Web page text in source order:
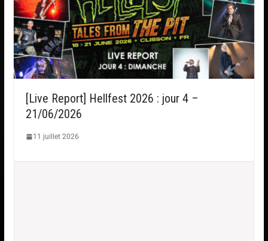
[Live Report] Hellfest 2026 : jour 4 –
21/06/2026
11 juillet 2026